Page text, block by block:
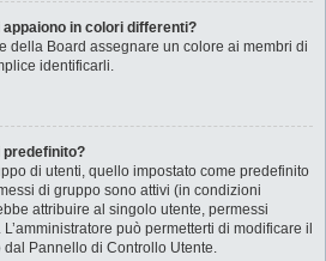
in colori differenti?
della Board assegnare un colore ai membri di
identificarli.
predefinito?
di utenti, quello impostato come predefinito
di gruppo sono attivi (in condizioni
attribuire al singolo utente, permessi
può permetterti di modificare il
Pannello di Controllo Utente.